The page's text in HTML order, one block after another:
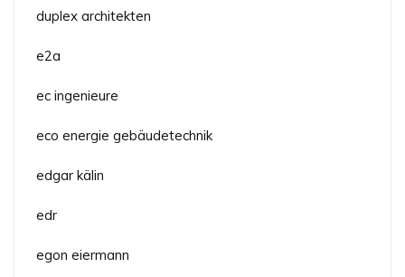
duplex architekten
e2a
ec ingenieure
eco energie gebäudetechnik
edgar kälin
edr
egon eiermann